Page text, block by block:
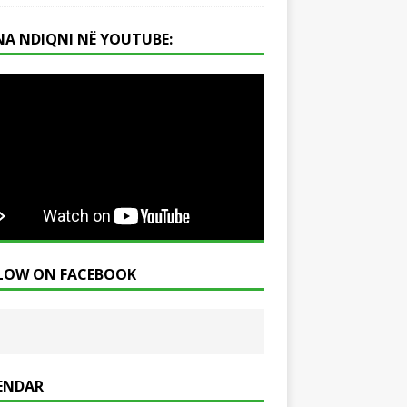
NDIQNI NË YOUTUBE:
ON FACEBOOK